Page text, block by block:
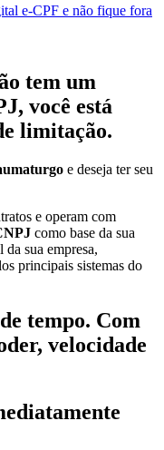
e-CPF e não fique fora
tem um
você está
limitação.
e deseja ter seu
e operam com
como base da sua
sua empresa,
principais sistemas do
tempo. Com
velocidade